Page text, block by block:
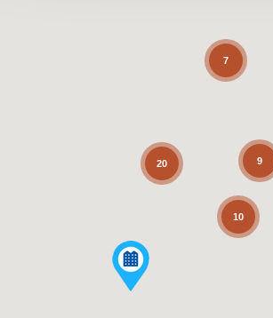
20 9
10
7